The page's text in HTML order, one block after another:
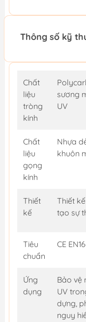
Thông số kỹ
Chất
liệu
tròng
kính
sương
UV
Chất
liệu
gọng
kính
Nhựa
khuôn
Thiết
kế
Thiết
tạo sự
Tiêu
chuẩn
CE
Ứng
dụng
Bảo vệ
UV
dựng,
nguy